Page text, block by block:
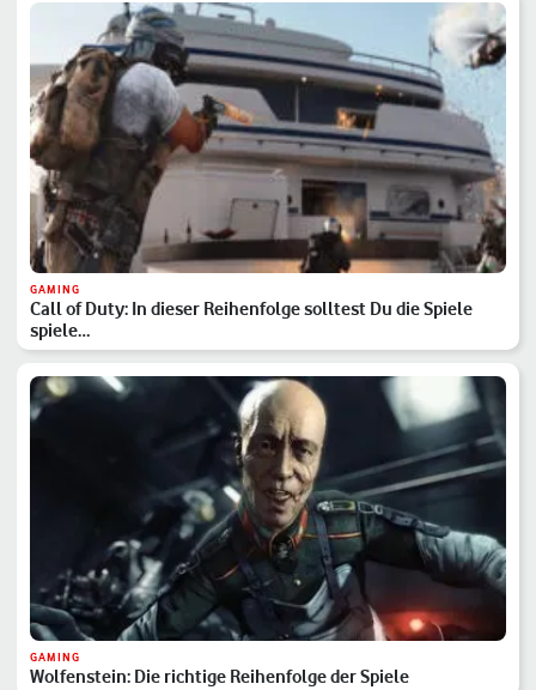
GAMING
Call of Duty: In dieser Reihenfolge solltest Du die Spiele
spiele…
GAMING
Wolfenstein: Die richtige Reihenfolge der Spiele